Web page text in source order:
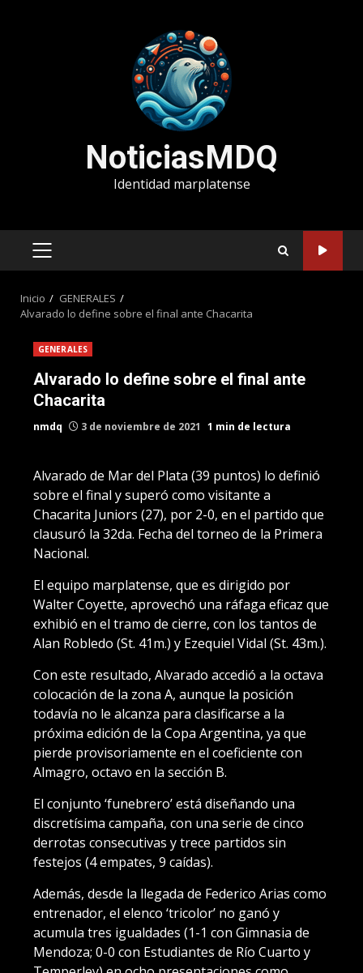
NoticiasMDQ
Identidad marplatense
MENÚ
Inicio
GENERALES
Alvarado lo define sobre el final ante Chacarita
GENERALES
Alvarado lo define sobre el final ante
Chacarita
nmdq 3 de noviembre de 2021 1 min de lectura
Alvarado de Mar del Plata (39 puntos) lo definió
sobre el final y superó como visitante a
Chacarita Juniors (27), por 2-0, en el partido que
clausuró la 32da. Fecha del torneo de la Primera
Nacional.
El equipo marplatense, que es dirigido por
Walter Coyette, aprovechó una ráfaga eficaz que
exhibió en el tramo de cierre, con los tantos de
Alan Robledo (St. 41m.) y Ezequiel Vidal (St. 43m.).
Con este resultado, Alvarado accedió a la octava
colocación de la zona A, aunque la posición
todavía no le alcanza para clasificarse a la
próxima edición de la Copa Argentina, ya que
pierde provisoriamente en el coeficiente con
Almagro, octavo en la sección B.
El conjunto ‘funebrero’ está diseñando una
discretísima campaña, con una serie de cinco
derrotas consecutivas y trece partidos sin
festejos (4 empates, 9 caídas).
Además, desde la llegada de Federico Arias como
entrenador, el elenco ‘tricolor’ no ganó y
acumula tres igualdades (1-1 con Gimnasia de
Mendoza; 0-0 con Estudiantes de Río Cuarto y